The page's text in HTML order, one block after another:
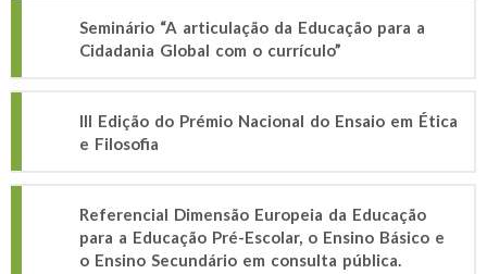
Seminário “A articulação da Educação para a
Cidadania Global com o currículo”
III Edição do Prémio Nacional do Ensaio em Ética
e Filosofia
Referencial Dimensão Europeia da Educação
para a Educação Pré-Escolar, o Ensino Básico e
o Ensino Secundário em consulta pública.